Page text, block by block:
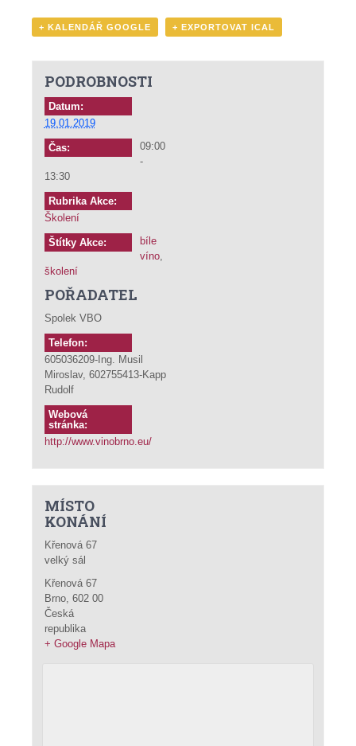
+ KALENDÁŘ GOOGLE + EXPORTOVAT ICAL
PODROBNOSTI
Datum:
19.01.2019
Čas:
09:00
-
13:30
Rubrika Akce:
Školení
Štítky Akce:
bíle
víno,
školení
POŘADATEL
Spolek VBO
Telefon:
605036209-Ing. Musil
Miroslav, 602755413-Kapp
Rudolf
Webová
stránka:
http://www.vinobrno.eu/
MÍSTO
KONÁNÍ
Křenová 67
velký sál
Křenová 67
Brno, 602 00
Česká
republika
+ Google Mapa